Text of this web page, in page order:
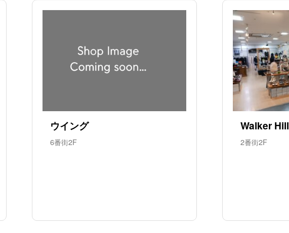
ウイング
6番街2F
Walker Hill
2番街2F